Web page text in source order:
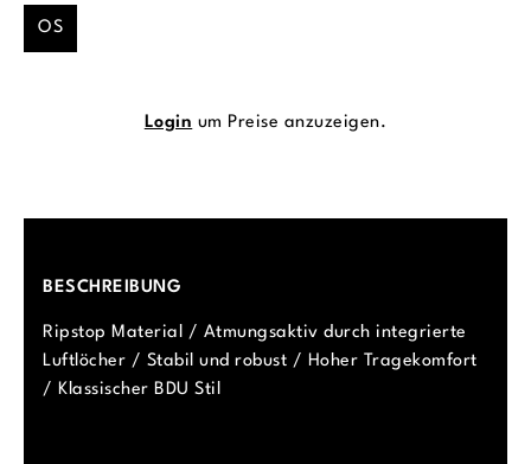
OS
Login um Preise anzuzeigen.
BESCHREIBUNG
Ripstop Material / Atmungsaktiv durch integrierte
Luftlöcher / Stabil und robust / Hoher Tragekomfort
/ Klassischer BDU Stil